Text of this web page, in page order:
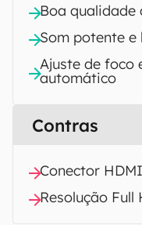
Boa qualidade
Som potente
Ajuste de foco
automático
Contras
Conector
Resolução Full